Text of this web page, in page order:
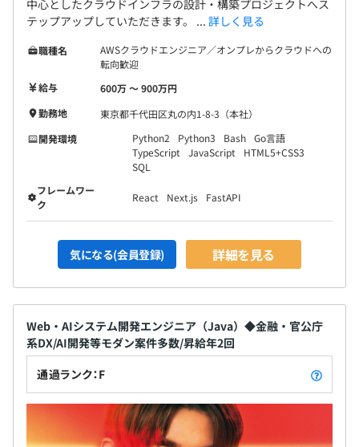
中心としたクラウドインフラの設計・構築プロジェクトへス
テップアップしていただきます。 ... 詳しく見る
職種名
AWSクラウドエンジニア／オンプレからクラウドへの
転向歓迎
給与
600万 〜 900万円
勤務地
東京都千代田区丸の内1-8-3（本社）
開発環境
Python2 Python3 Bash Go言語
TypeScript
JavaScript
HTML5+CSS3
SQL
フレームワー
ク
React Next.js FastAPI
気になる(会員登録) 詳細を見る
Web・AIシステム開発エンジニア（Java）◆金融・官公庁
系DX/AI開発等モダン案件多数/昇給年2回
通過ランク：F